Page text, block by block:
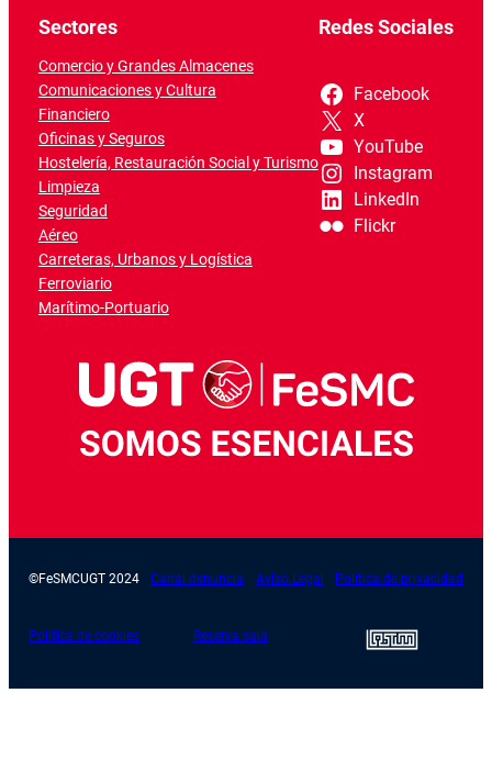
Sectores
Comercio y Grandes Almacenes
Comunicaciones y Cultura
Financiero
Oficinas y Seguros
Hostelería, Restauración Social y Turismo
Limpieza
Seguridad
Aéreo
Carreteras, Urbanos y Logística
Ferroviario
Marítimo-Portuario
Redes Sociales
Facebook
X
YouTube
Instagram
LinkedIn
Flickr
©FeSMCUGT 2024 Canal denuncia Aviso Legal Política de privacidad
Política de cookies Reserva sala